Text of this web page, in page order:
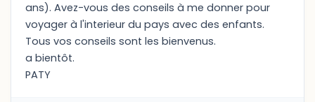
ans). Avez-vous des conseils à me donner pour
voyager à l'interieur du pays avec des enfants.
Tous vos conseils sont les bienvenus.
a bientôt.
PATY